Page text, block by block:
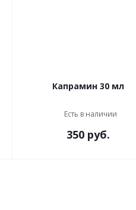
Капрамин 30 мл
Есть в наличии
350 руб.